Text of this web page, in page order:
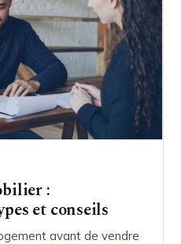
:
et conseils
avant de vendre